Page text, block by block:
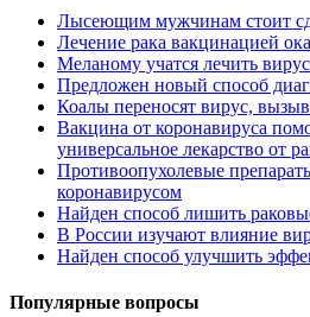
Лысеющим мужчинам стоит
Лечение рака вакцинацией
Меланому учатся лечить
Предложен новый способ
Коалы переносят вирус,
Вакцина от коронавируса
универсальное лекарство от
Противоопухолевые
коронавирусом
Найден способ лишить
В России изучают влияние
Найден способ улучшить
Популярные вопросы